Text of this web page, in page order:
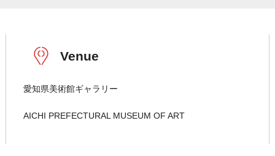
Venue
愛知県美術館ギャラリー
AICHI PREFECTURAL MUSEUM OF ART